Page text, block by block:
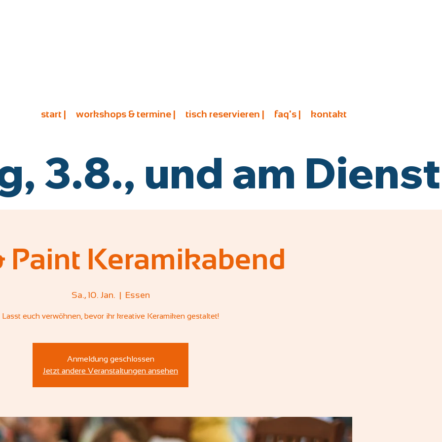
start | workshops & termine | tisch reservieren | faq's | kontakt
3.8., und am
Paint Keramikabend
Sa., 10. Jan.
  |
Essen
Lasst euch verwöhnen, bevor ihr kreative Keramiken gestaltet!
Anmeldung geschlossen
Jetzt andere Veranstaltungen ansehen